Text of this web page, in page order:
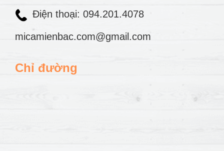
Điện thoại: 094.201.4078
micamienbac.com@gmail.com
Chỉ đường